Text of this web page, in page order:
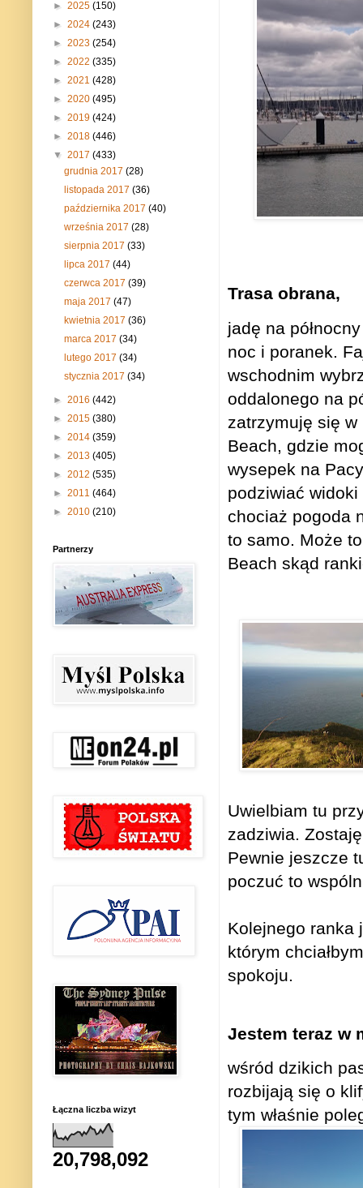
Trasa obrana,
jadę na
noc i poranek.
wschodnim
oddalonego na
zatrzymuję się
Beach, gdzie
wysepek na
podziwiać
chociaż pogoda
to samo. Może
Beach skąd
Uwielbiam tu
zadziwia.
Pewnie jeszcze
poczuć to
Kolejnego ranka
którym
spokoju.
Jestem teraz w
wśród dzikich
rozbijają się o
tym właśnie
► 2025 (150)
► 2024 (243)
► 2023 (254)
► 2022 (335)
► 2021 (428)
► 2020 (495)
► 2019 (424)
► 2018 (446)
▼ 2017 (433)
grudnia 2017(28)
listopada 2017(36)
października 2017(40)
września 2017(28)
sierpnia 2017(33)
lipca 2017(44)
czerwca 2017(39)
maja 2017(47)
kwietnia 2017(36)
marca 2017(34)
lutego 2017(34)
stycznia 2017(34)
► 2016 (442)
► 2015 (380)
► 2014 (359)
► 2013 (405)
► 2012 (535)
► 2011 (464)
► 2010 (210)
Partnerzy
Łączna liczba wizyt
20,798,092